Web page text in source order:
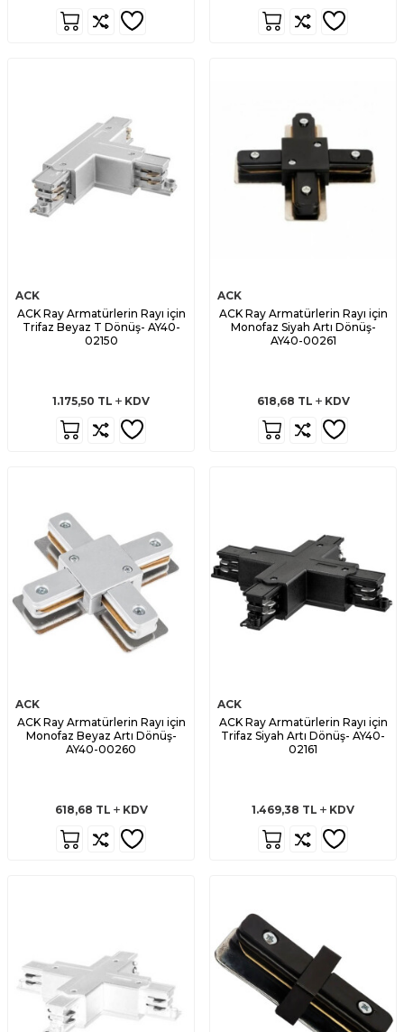
ACK
ACK Ray Armatürlerin Rayı için
Trifaz Beyaz T Dönüş- AY40-
02150
1.175,50 TL KDV
ACK
ACK Ray Armatürlerin Rayı için
Monofaz Siyah Artı Dönüş-
AY40-00261
618,68 TL KDV
ACK
ACK Ray Armatürlerin Rayı için
Monofaz Beyaz Artı Dönüş-
AY40-00260
618,68 TL KDV
ACK
ACK Ray Armatürlerin Rayı için
Trifaz Siyah Artı Dönüş- AY40-
02161
1.469,38 TL KDV